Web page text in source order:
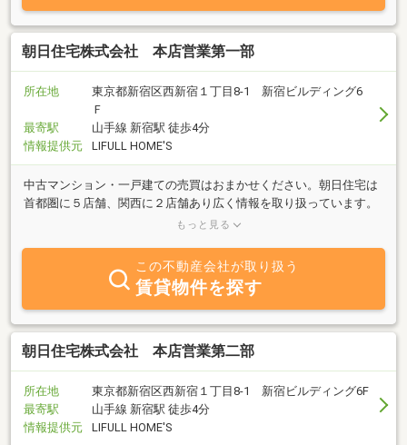
朝日住宅株式会社 本店営業第一部
所在地
東京都新宿区西新宿１丁目8-1 新宿ビルディング6
Ｆ
最寄駅
山手線 新宿駅 徒歩4分
情報提供元
LIFULL HOME'S
中古マンション・一戸建ての売買はおまかせください。朝日住宅は
首都圏に５店舗、関西に２店舗あり広く情報を取り扱っています。
ダブルコンサルタントのフォロー体制でお客様のご希望に応えまた
もっと見る
この不動産会社が取り扱う
賃貸物件を探す
朝日住宅株式会社 本店営業第二部
所在地
東京都新宿区西新宿１丁目8-1 新宿ビルディング6F
最寄駅
山手線 新宿駅 徒歩4分
情報提供元
LIFULL HOME'S